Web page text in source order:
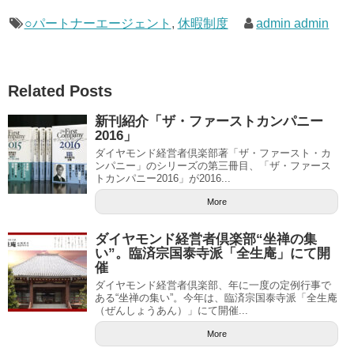
○パートナーエージェント , 休暇制度 admin admin
Related Posts
新刊紹介「ザ・ファーストカンパニー
2016」
ダイヤモンド経営者倶楽部著「ザ・ファースト・カ
ンパニー」のシリーズの第三冊目、「ザ・ファース
トカンパニー2016」が2016...
More
ダイヤモンド経営者倶楽部“坐禅の集
い”。臨済宗国泰寺派「全生庵」にて開
催
ダイヤモンド経営者倶楽部、年に一度の定例行事で
ある“坐禅の集い”。今年は、臨済宗国泰寺派「全生庵
（ぜんしょうあん）」にて開催...
More